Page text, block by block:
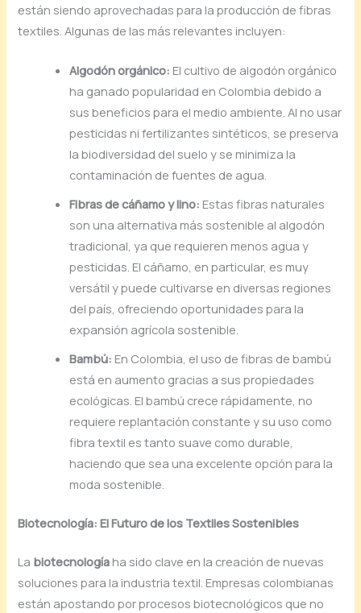
están siendo aprovechadas para la producción de fibras
textiles. Algunas de las más relevantes incluyen:
Algodón orgánico: El cultivo de algodón orgánico
ha ganado popularidad en Colombia debido a
sus beneficios para el medio ambiente. Al no usar
pesticidas ni fertilizantes sintéticos, se preserva
la biodiversidad del suelo y se minimiza la
contaminación de fuentes de agua.
Fibras de cáñamo y lino: Estas fibras naturales
son una alternativa más sostenible al algodón
tradicional, ya que requieren menos agua y
pesticidas. El cáñamo, en particular, es muy
versátil y puede cultivarse en diversas regiones
del país, ofreciendo oportunidades para la
expansión agrícola sostenible.
Bambú: En Colombia, el uso de fibras de bambú
está en aumento gracias a sus propiedades
ecológicas. El bambú crece rápidamente, no
requiere replantación constante y su uso como
fibra textil es tanto suave como durable,
haciendo que sea una excelente opción para la
moda sostenible.
Biotecnología: El Futuro de los Textiles Sostenibles
La biotecnología ha sido clave en la creación de nuevas
soluciones para la industria textil. Empresas colombianas
están apostando por procesos biotecnológicos que no